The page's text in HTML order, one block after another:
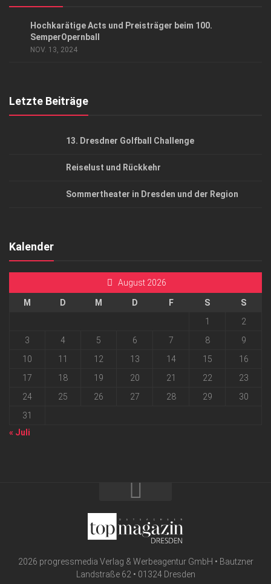
Hochkarätige Acts und Preisträger beim 100.
SemperOpernball
NOV. 13, 2024
Letzte Beiträge
13. Dresdner Golfball Challenge
Reiselust und Rückkehr
Sommertheater in Dresden und der Region
Kalender
August 2026
M D M D F S
S
1
2
3
4 5 6 7 8
9
10
11 12 13 14 15
16
17
18 19 20 21 22
23
24
25 26 27 28 29
30
31
« Juli
2026 progressmedia Verlag & Werbeagentur GmbH • Bautzner
Landstraße 62 • 01324 Dresden